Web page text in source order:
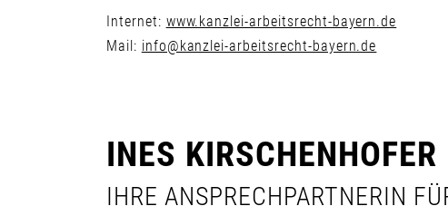
Internet: www.kanzlei-arbeitsrecht-bayern.de
Mail: info@kanzlei-arbeitsrecht-bayern.de
INES KIRSCHENHOFER
IHRE ANSPRECHPARTNERIN